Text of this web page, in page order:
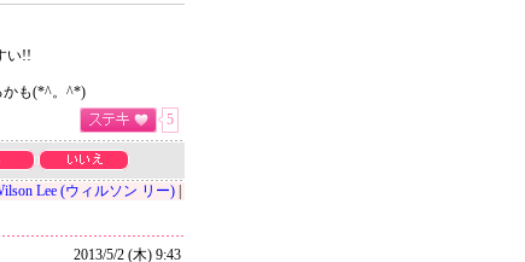
い!!
かも(*^。^*)
5
Lee (ウィルソン リー)
2013/5/2 (木) 9:43